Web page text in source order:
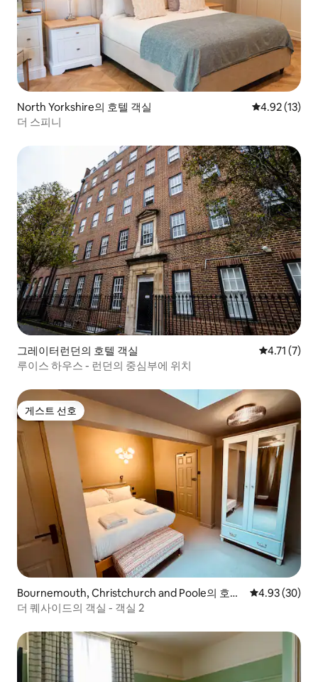
North Yorkshire의 호텔 객실 평점 4.92점
4.92 (13)
더 스피니
그레이터런던의 호텔 객실 평점 4.71점
4.71 (7)
루이스 하우스 - 런던의 중심부에 위치
게스트 선호
게스트 선호
Bournemouth, Christchurch and Poole의 호텔
객실
평점 4.93점(5
4.93 (30)
더 퀘사이드의 객실 - 객실 2